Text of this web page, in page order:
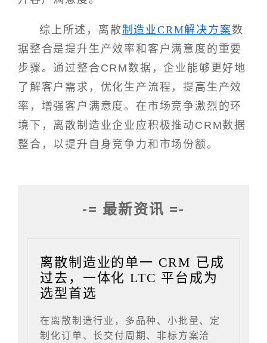
综上所述，离散制造业CRM解决方案 数
据整合是提升生产效率和客户满意度的重要
步骤。通过整合CRM数据，企业能够更好地
了解客户需求，优化生产流程，提高生产效
率，增强客户满意度。在市场竞争激烈的环
境下，离散制造业企业应积极推动CRM数据
整合，以提升自身竞争力和市场份额。
-= 最新资讯 =-
离散制造业的单一 CRM 已成
过去，一体化 LTC 平台成为
选型首选
在离散制造行业，多品种、小批量、定
制化订单、长交付周期、非标方案洽